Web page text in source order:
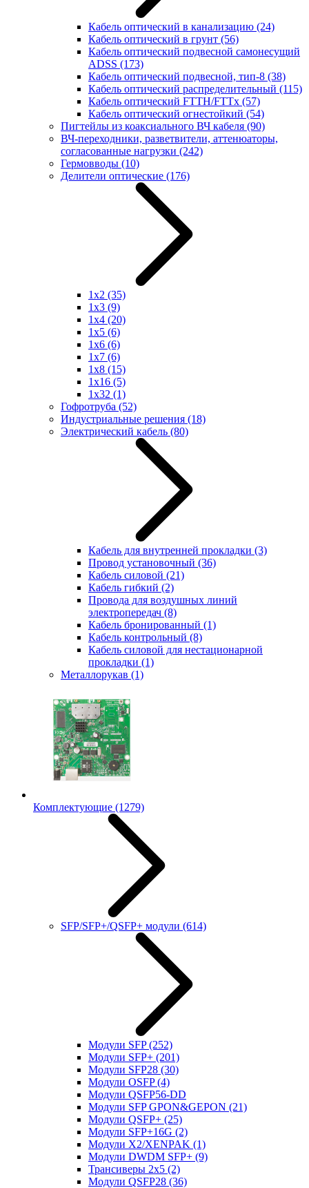
Кабель оптический в канализацию (24)
Кабель оптический в грунт (56)
Кабель оптический подвесной самонесущий
ADSS (173)
Кабель оптический подвесной, тип-8 (38)
Кабель оптический распределительный (115)
Кабель оптический FTTH/FTTx (57)
Кабель оптический огнестойкий (54)
Пигтейлы из коаксиального ВЧ кабеля (90)
ВЧ-переходники, разветвители, аттенюаторы,
согласованные нагрузки (242)
Гермовводы (10)
Делители оптические (176)
1x2 (35)
1x3 (9)
1x4 (20)
1x5 (6)
1x6 (6)
1x7 (6)
1x8 (15)
1x16 (5)
1x32 (1)
Гофротруба (52)
Индустриальные решения (18)
Электрический кабель (80)
Кабель для внутренней прокладки (3)
Провод установочный (36)
Кабель силовой (21)
Кабель гибкий (2)
Провода для воздушных линий
электропередач (8)
Кабель бронированный (1)
Кабель контрольный (8)
Кабель силовой для нестационарной
прокладки (1)
Металлорукав (1)
Комплектующие (1279)
SFP/SFP+/QSFP+ модули (614)
Модули SFP(252)
Модули SFP+ (201)
Модули SFP28 (30)
Модули OSFP(4)
Модули QSFP56-DD
Модули SFP GPON&GEPON (21)
Модули QSFP+ (25)
Модули SFP+16G (2)
Модули X2/XENPAK (1)
Модули DWDM SFP+ (9)
Трансиверы 2x5 (2)
Модули QSFP28 (36)